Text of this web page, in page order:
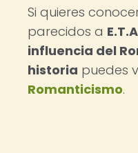
Si quieres
parecidos a
influencia del
historia puedes
Romanticismo.